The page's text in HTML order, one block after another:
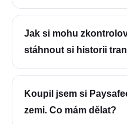
Jak si mohu
stáhnout si historii
Koupil jsem si
zemi. Co mám dělat?